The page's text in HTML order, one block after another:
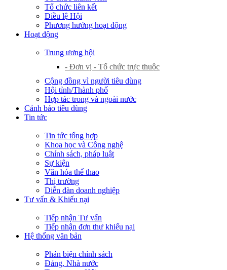
Tổ chức liên kết
Điều lệ Hội
Phương hướng hoạt động
Hoạt động
Trung ương hội
- Đơn vị - Tổ chức trực thuộc
Cộng đồng vì người tiêu dùng
Hội tỉnh/Thành phố
Hợp tác trong và ngoài nước
Cảnh báo tiêu dùng
Tin tức
Tin tức tổng hợp
Khoa học và Công nghệ
Chính sách, pháp luật
Sự kiện
Văn hóa thể thao
Thị trường
Diễn đàn doanh nghiệp
Tư vấn & Khiếu nại
Tiếp nhận Tư vấn
Tiếp nhận đơn thư khiếu nại
Hệ thống văn bản
Phản biện chính sách
Đảng, Nhà nước